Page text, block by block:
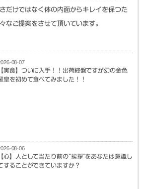
だけではなく体の内面からキレイを保つた
なご提案をさせて頂いています。
08-07
【実食】ついに入手！！出荷終盤ですが幻の金色
皇を初めて食べてみました！！
08-06
【心】人として当たり前の”挨拶”をあなたは意識し
することができていますか？